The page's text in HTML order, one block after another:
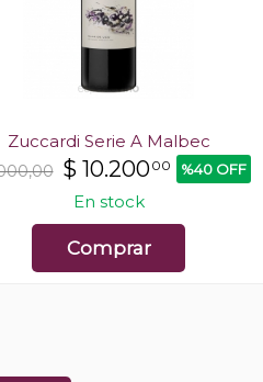
Zuccardi Serie A Malbec
$ 10.20000 %40 OFF
En stock
Comprar